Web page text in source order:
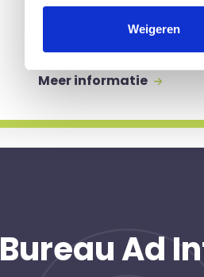
Weigeren
Kosten worden alleen
professional voor u aan de
Meer informatie
Bureau Ad